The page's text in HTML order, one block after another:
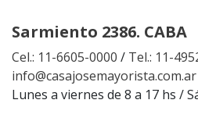
Sarmiento 2386. CABA
Cel.: 11-6605-0000 / Tel.: 11-
info@casajosemayorista.com.ar
Lunes a viernes de 8 a 17 hs /